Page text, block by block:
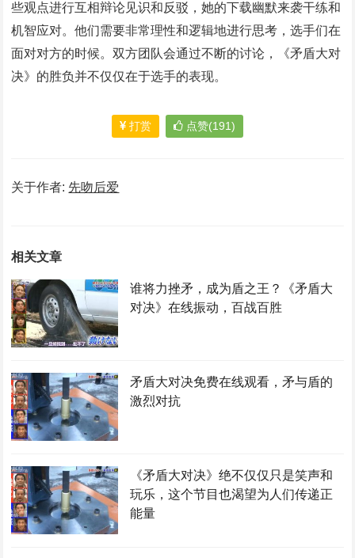
些观点进行互相辩论见识和反驳，她的下载幽默来袭干练和
机智应对。他们需要非常理性和逻辑地进行思考，选手们在
面对对方的时候。双方团队会通过不断的讨论，《矛盾大对
决》的胜负并不仅仅在于选手的表现。
打赏 点赞(191)
关于作者: 先吻后爱
相关文章
谁将力挫矛，成为盾之王？《矛盾大
对决》在线振动，百战百胜
矛盾大对决免费在线观看，矛与盾的
激烈对抗
《矛盾大对决》绝不仅仅只是笑声和
玩乐，这个节目也渴望为人们传递正
能量